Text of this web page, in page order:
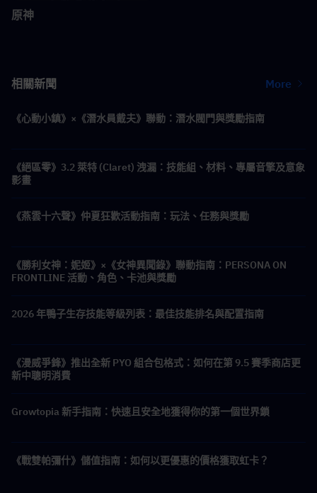
原神
相關新聞 More
《心動小鎮》×《潛水員戴夫》聯動：潛水閥門與獎勵指南
《絕區零》3.2 萊特 (Claret) 洩漏：技能組、材料、專屬音擎及意象
影畫
《燕雲十六聲》仲夏狂歡活動指南：玩法、任務與獎勵
《勝利女神：妮姬》×《女神異聞錄》聯動指南：PERSONA ON
FRONTLINE 活動、角色、卡池與獎勵
2026 年鴨子生存技能等級列表：最佳技能排名與配置指南
《漫威爭鋒》推出全新 PYO 組合包格式：如何在第 9.5 賽季商店更
新中聰明消費
Growtopia 新手指南：快速且安全地獲得你的第一個世界鎖
《戰雙帕彌什》儲值指南：如何以更優惠的價格獲取虹卡？